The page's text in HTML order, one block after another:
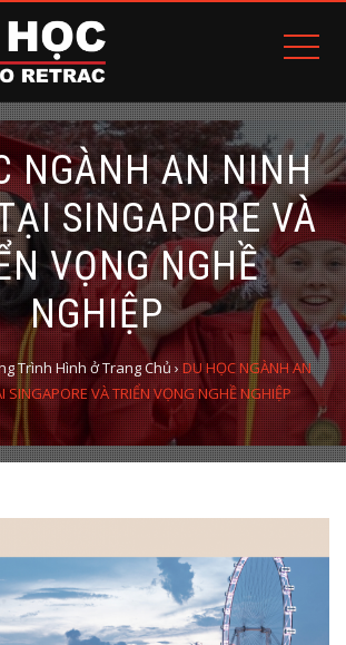
NGÀNH AN NINH
SINGAPORE VÀ
VỌNG NGHỀ
NGHIỆP
Trình Hình ở Trang Chủ› DU HỌC NGÀNH AN
SINGAPORE VÀ TRIỂN VỌNG NGHỀ NGHIỆP